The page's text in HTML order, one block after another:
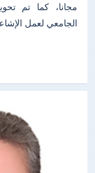
مجانا، كما تم
الجامعي لعمل